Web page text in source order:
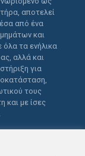
αποτελεί
από ένα
και
τα ενήλικα
αλλά και
για
τους
και με ίσες